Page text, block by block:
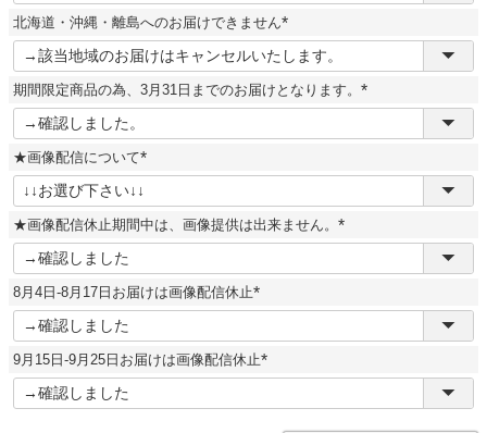
須
)
北海道・沖縄・離島へのお届けできません
(
必
須
)
期間限定商品の為、3月31日までのお届けとなります。
(
須
★画像配信について
(
必
須
)
★画像配信休止期間中は、画像提供は出来ません。
(
須
8月4日-8月17日お届けは画像配信休止
(
須
)
9月15日-9月25日お届けは画像配信休止
(
須